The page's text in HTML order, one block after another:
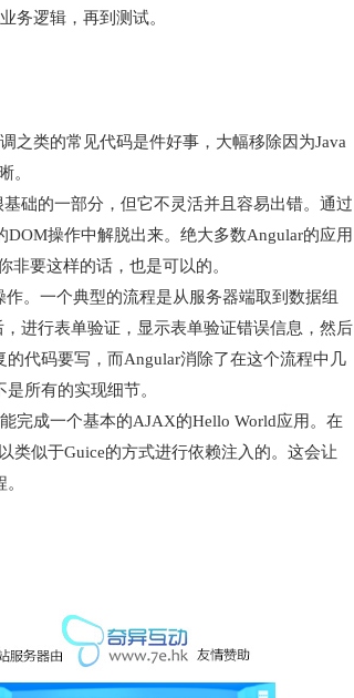
务逻辑，再到测试。
之类的常见代码是件好事，大幅移除因为Java
。
础的一部分，但它不灵活并且容易出错。通过
操作中解脱出来。绝大多数Angular的应用
要这样的话，也是可以的。
。一个典型的流程是从服务器端取到数据组
进行表单验证，显示表单验证错误信息，然后
代码要写，而Angular消除了在这个流程中几
所有的实现细节。
完成一个基本的AJAX的Hello World应用。在
类似于Guice的方式进行依赖注入的。这会让